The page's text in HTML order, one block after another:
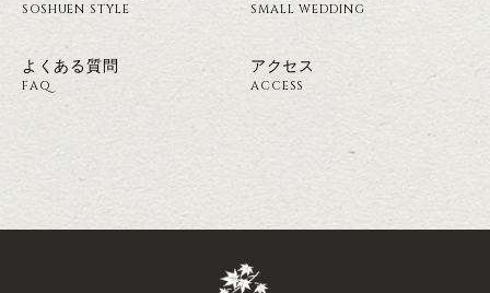
SOSHUEN STYLE SMALL WEDDING
よくある質問
FAQ
アクセス
ACCESS